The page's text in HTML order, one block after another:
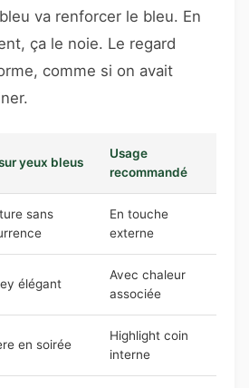
va renforcer le bleu. En
ça le noie. Le regard
comme si on avait
yeux bleus
Usage
recommandé
sans
En touche
externe
élégant
Avec chaleur
associée
en soirée
Highlight coin
interne